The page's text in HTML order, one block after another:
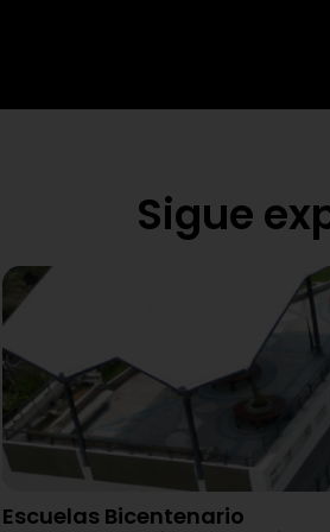
Sigue
Escuelas Bicentenario